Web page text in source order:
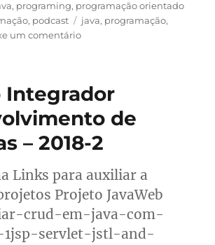
, programing, programação orientado
, podcast Tags
java, programação,
um comentárioem
Objetos
–
Variáveis
em
Integrador
de
– 2018-2
Links para auxiliar a
Projeto JavaWeb
crud-em-java-com-
servlet-jstl-and-